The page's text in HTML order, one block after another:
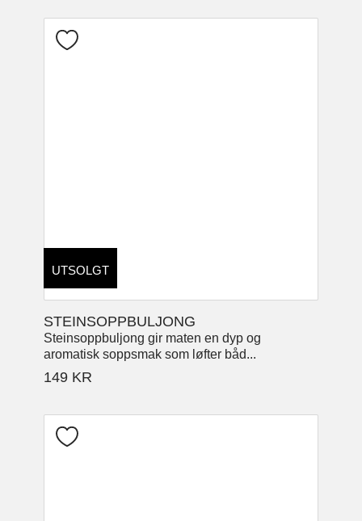
STEINSOPPBULJONG
Steinsoppbuljong gir maten en dyp og
aromatisk soppsmak som løfter båd...
149 KR
UTSOLGT